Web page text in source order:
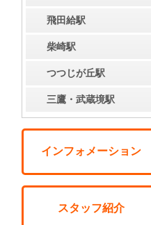
飛田給駅
柴崎駅
つつじが丘駅
三鷹・武蔵境駅
インフォメーション
スタッフ紹介